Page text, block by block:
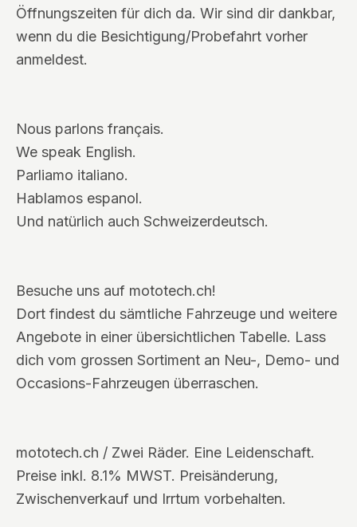
Öffnungszeiten für dich da. Wir sind dir dankbar,
wenn du die Besichtigung/Probefahrt vorher
anmeldest.
Nous parlons français.
We speak English.
Parliamo italiano.
Hablamos espanol.
Und natürlich auch Schweizerdeutsch.
Besuche uns auf mototech.ch!
Dort findest du sämtliche Fahrzeuge und weitere
Angebote in einer übersichtlichen Tabelle. Lass
dich vom grossen Sortiment an Neu-, Demo- und
Occasions-Fahrzeugen überraschen.
mototech.ch / Zwei Räder. Eine Leidenschaft.
Preise inkl. 8.1% MWST. Preisänderung,
Zwischenverkauf und Irrtum vorbehalten.